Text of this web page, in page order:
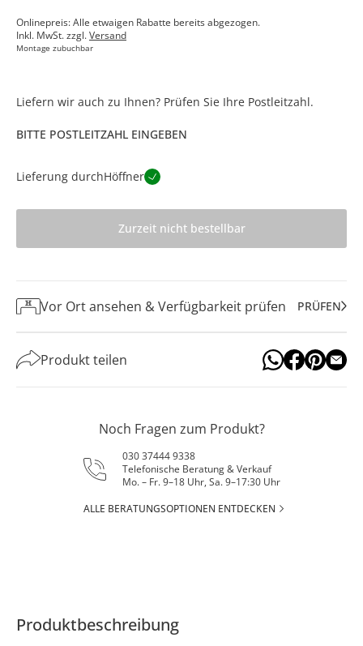
Onlinepreis: Alle etwaigen Rabatte bereits abgezogen.
Inkl. MwSt. zzgl.Versand
Montage zubuchbar
Liefern wir auch zu Ihnen? Prüfen Sie Ihre Postleitzahl.
BITTE POSTLEITZAHL EINGEBEN
Lieferung durchHöffner
Zurzeit nicht bestellbar
Vor Ort ansehen & Verfügbarkeit prüfen PRÜFEN
Produkt teilen
Noch Fragen zum Produkt?
030 37444 9338
Telefonische Beratung & Verkauf
Mo. – Fr. 9–18 Uhr, Sa. 9–17:30 Uhr
ALLE BERATUNGSOPTIONEN ENTDECKEN
Produktbeschreibung